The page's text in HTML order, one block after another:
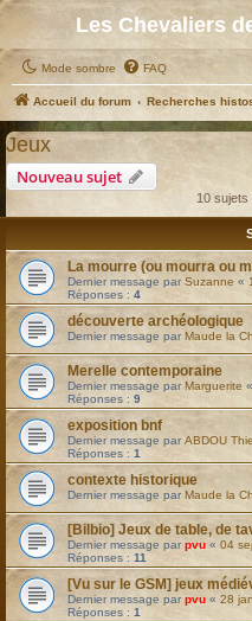
Les Chevaliers
Mode sombre FAQ
Accueil du forum Recherches
Jeux
Nouveau sujet
10 sujets
La mourre (ou mourra ou
Dernier message parSuzanne «
Réponses : 4
découverte archéologique
Dernier message par Maude la
Merelle contemporaine
Dernier message par Marguerite «
Réponses : 9
exposition bnf
Dernier message parABDOU
Réponses : 1
contexte historique
Dernier message par Maude la
[Bilbio] Jeux de table, de
Dernier message parpvu « 04
Réponses : 11
[Vu sur le GSM] jeux
Dernier message parpvu « 28
Réponses : 1